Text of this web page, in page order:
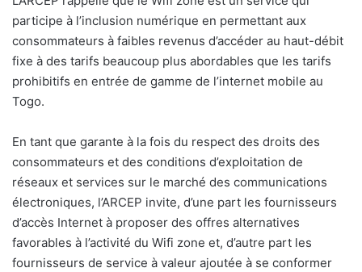
participe à l’inclusion numérique en permettant aux
consommateurs à faibles revenus d’accéder au haut-débit
fixe à des tarifs beaucoup plus abordables que les tarifs
prohibitifs en entrée de gamme de l’internet mobile au
Togo.
En tant que garante à la fois du respect des droits des
consommateurs et des conditions d’exploitation de
réseaux et services sur le marché des communications
électroniques, l’ARCEP invite, d’une part les fournisseurs
d’accès Internet à proposer des offres alternatives
favorables à l’activité du Wifi zone et, d’autre part les
fournisseurs de service à valeur ajoutée à se conformer